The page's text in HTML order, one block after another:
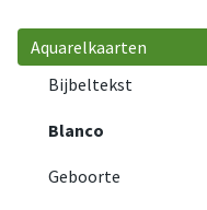
Aquarelkaarten
Bijbeltekst
Blanco
Geboorte